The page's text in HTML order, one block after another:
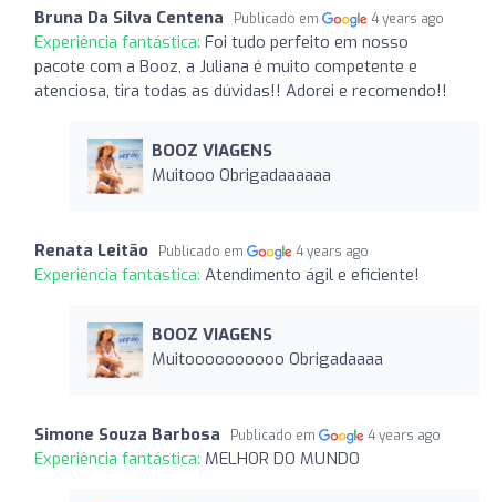
Bruna Da Silva Centena Publicado em 4 years ago
Experiência fantástica: Foi tudo perfeito em nosso
pacote com a Booz, a Juliana é muito competente e
atenciosa, tira todas as dúvidas!! Adorei e recomendo!!
BOOZ VIAGENS
Muitooo Obrigadaaaaaa
Renata Leitão Publicado em 4 years ago
Experiência fantástica: Atendimento ágil e eficiente!
BOOZ VIAGENS
Muitoooooooooo Obrigadaaaa
Simone Souza Barbosa Publicado em 4 years ago
Experiência fantástica: MELHOR DO MUNDO